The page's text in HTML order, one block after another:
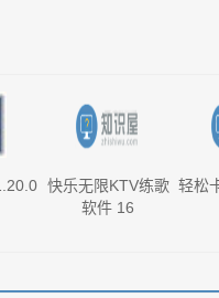
快乐无限KTV练歌
软件 16
轻松